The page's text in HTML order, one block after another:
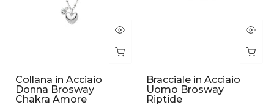
Collana in Acciaio
Donna Brosway
Chakra Amore
Bracciale in Acciaio
Uomo Brosway
Riptide